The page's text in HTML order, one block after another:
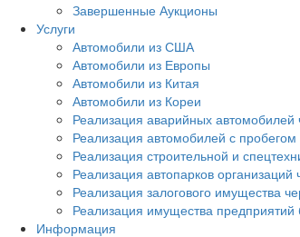
Завершенные Аукционы
Услуги
Автомобили из США
Автомобили из Европы
Автомобили из Китая
Автомобили из Кореи
Реализация аварийных автомобилей
Реализация автомобилей с пробегом
Реализация строительной и
Реализация автопарков организаций
Реализация залогового имущества
Реализация имущества предприятий
Информация